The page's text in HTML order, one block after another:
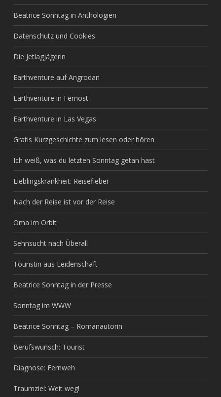
Beatrice Sonntag in Anthologien
Datenschutz und Cookies
Die Jetlagjägerin
Earthventure auf Angrodan
Earthventure in Fernost
Earthventure in Las Vegas
Gratis Kurzgeschichte zum lesen oder hören
Ich weiß, was du letzten Sonntag getan hast
Lieblingskrankheit: Reisefieber
Nach der Reise ist vor der Reise
Oma im Orbit
Sehnsucht nach Überall
Touristin aus Leidenschaft
Beatrice Sonntag in der Presse
Sonntag im WWW
Beatrice Sonntag – Romanautorin
Berufswunsch: Tourist
Diagnose: Fernweh
Traumziel: Weit weg!